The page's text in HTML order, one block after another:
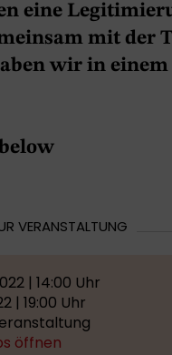
eine
mit der
wir in
VERANSTALTUNG
| 14:00 Uhr
| 19:00 Uhr
öffnen